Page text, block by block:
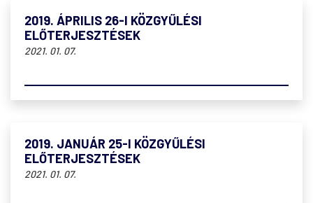
2019. ÁPRILIS 26-I KÖZGYŰLÉSI
ELŐTERJESZTÉSEK
2021. 01. 07.
2019. JANUÁR 25-I KÖZGYŰLÉSI
ELŐTERJESZTÉSEK
2021. 01. 07.